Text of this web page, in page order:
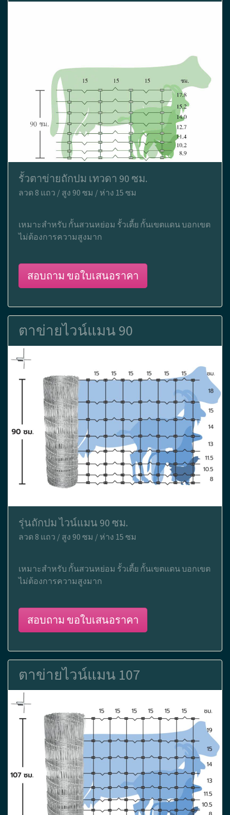
รั้วตาข่ายถักปม เทวดา 90 ซม.
ลวด 8 แถว / สูง 90 ซม / ห่าง 15 ซม
เหมาะสำหรับ กั้นสวนหย่อม รั้วเตี้ย กั้นเขตแดน บอกเขต
ไม่ต้องการความสูงมาก
สอบถาม ขอใบเสนอราคา
ตาข่ายไวน์แมน 90
รุ่นถักปม ไวน์แมน 90 ซม.
ลวด 8 แถว / สูง 90 ซม / ห่าง 15 ซม
เหมาะสำหรับ กั้นสวนหย่อม รั้วเตี้ย กั้นเขตแดน บอกเขต
ไม่ต้องการความสูงมาก
สอบถาม ขอใบเสนอราคา
ตาข่ายไวน์แมน 107